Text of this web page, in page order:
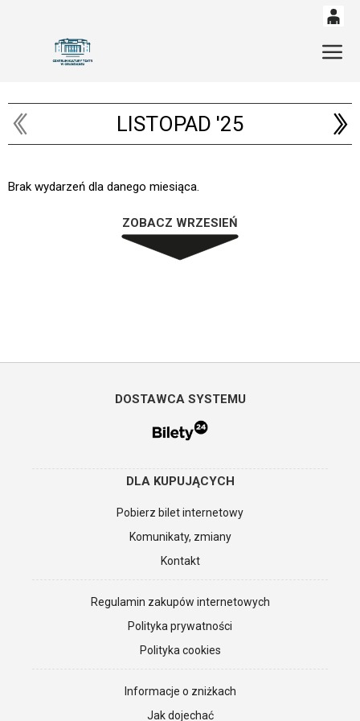
14 53
LISTOPAD '25
Brak wydarzeń dla danego miesiąca.
ZOBACZ WRZESIEŃ
DOSTAWCA SYSTEMU
DLA KUPUJĄCYCH
Pobierz bilet internetowy
Komunikaty, zmiany
Kontakt
Regulamin zakupów internetowych
Polityka prywatności
Polityka cookies
Informacje o zniżkach
Jak dojechać